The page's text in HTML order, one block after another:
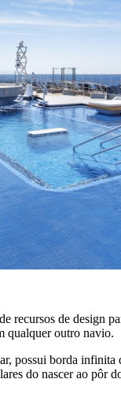
recursos de design
qualquer outro navio.
possui borda
do nascer ao